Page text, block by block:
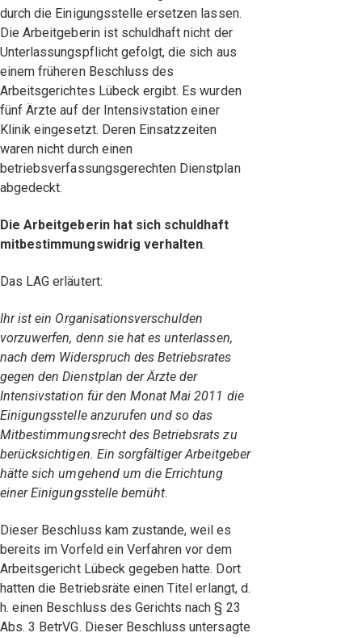
durch die Einigungsstelle ersetzen lassen.
Die Arbeitgeberin ist schuldhaft nicht der
Unterlassungspflicht gefolgt, die sich aus
einem früheren Beschluss des
Arbeitsgerichtes Lübeck ergibt. Es wurden
fünf Ärzte auf der Intensivstation einer
Klinik eingesetzt. Deren Einsatzzeiten
waren nicht durch einen
betriebsverfassungsgerechten Dienstplan
abgedeckt.
Die Arbeitgeberin hat sich schuldhaft
mitbestimmungswidrig verhalten.
Das LAG erläutert:
Ihr ist ein Organisationsverschulden
vorzuwerfen, denn sie hat es unterlassen,
nach dem Widerspruch des Betriebsrates
gegen den Dienstplan der Ärzte der
Intensivstation für den Monat Mai 2011 die
Einigungsstelle anzurufen und so das
Mitbestimmungsrecht des Betriebsrats zu
berücksichtigen. Ein sorgfältiger Arbeitgeber
hätte sich umgehend um die Errichtung
einer Einigungsstelle bemüht.
Dieser Beschluss kam zustande, weil es
bereits im Vorfeld ein Verfahren vor dem
Arbeitsgericht Lübeck gegeben hatte. Dort
hatten die Betriebsräte einen Titel erlangt, d.
h. einen Beschluss des Gerichts nach § 23
Abs. 3 BetrVG. Dieser Beschluss untersagte